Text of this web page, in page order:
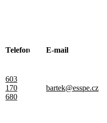
Telefon E-mail
603
170
680
bartek@esspe.cz